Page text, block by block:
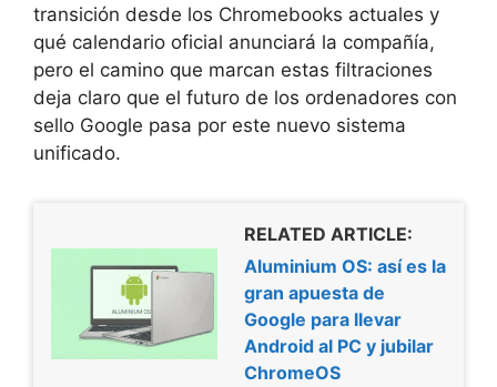
transición desde los Chromebooks actuales y
qué calendario oficial anunciará la compañía,
pero el camino que marcan estas filtraciones
deja claro que el futuro de los ordenadores con
sello Google pasa por este nuevo sistema
unificado.
RELATED ARTICLE:
Aluminium OS: así es la
gran apuesta de
Google para llevar
Android al PC y jubilar
ChromeOS